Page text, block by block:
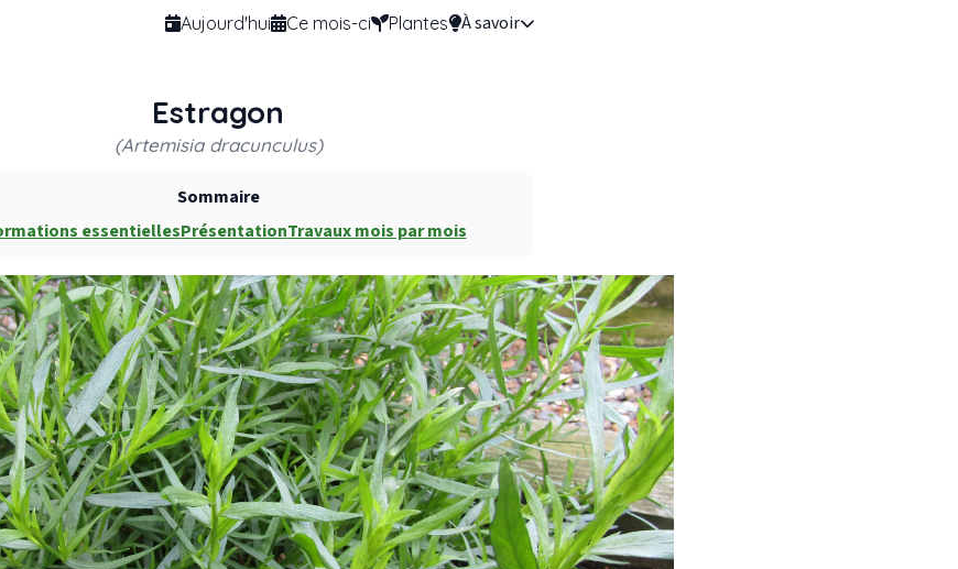
Aujourd'hui Ce mois-ci Plantes À savoir
Estragon
(Artemisia dracunculus)
Sommaire
essentiellesPrésentationTravaux mois par mois